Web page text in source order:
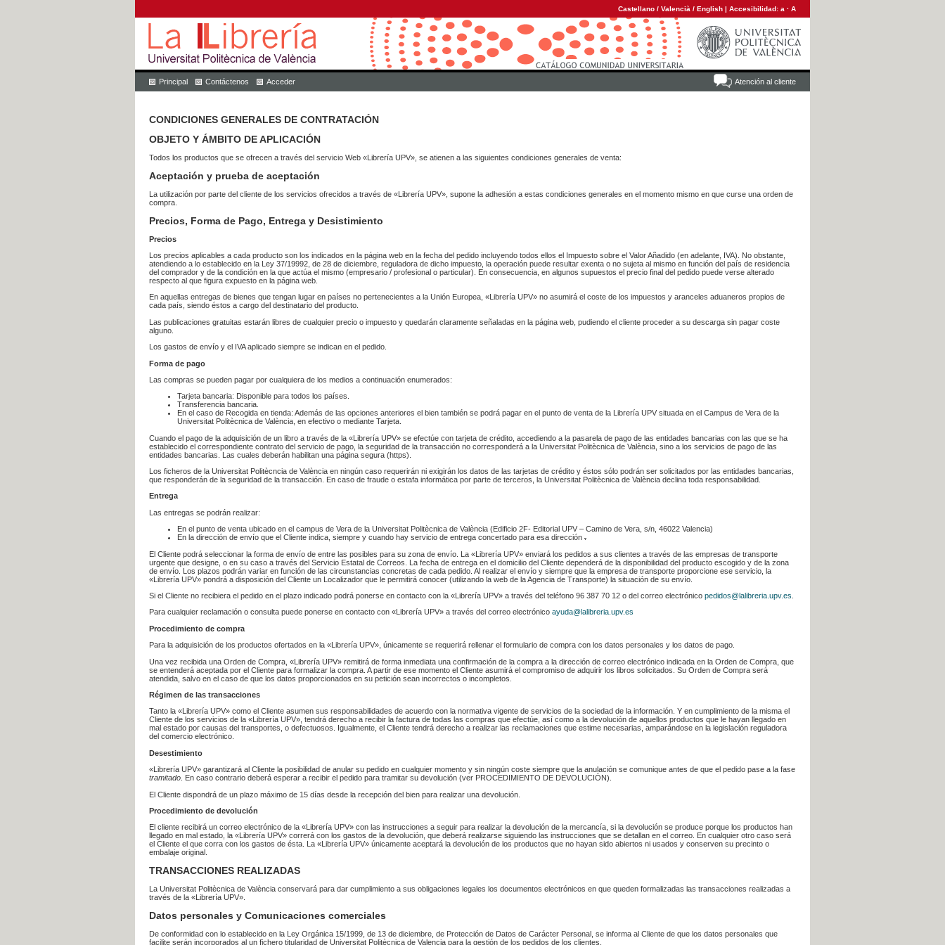
Castellano / Valencià / English | Accesibilidad: a · A
Atención al cliente
Principal Contáctenos Acceder
CONDICIONES GENERALES DE CONTRATACIÓN
OBJETO Y ÁMBITO DE APLICACIÓN
Todos los productos que se ofrecen a través del servicio Web «Librería UPV», se atienen a las siguientes condiciones generales de venta:
Aceptación y prueba de aceptación
La utilización por parte del cliente de los servicios ofrecidos a través de «Librería UPV», supone la adhesión a estas condiciones generales en el momento mismo en que curse una orden de
compra.
Precios, Forma de Pago, Entrega y Desistimiento
Precios
Los precios aplicables a cada producto son los indicados en la página web en la fecha del pedido incluyendo todos ellos el Impuesto sobre el Valor Añadido (en adelante, IVA). No obstante,
atendiendo a lo establecido en la Ley 37/19992, de 28 de diciembre, reguladora de dicho impuesto, la operación puede resultar exenta o no sujeta al mismo en función del país de residencia
del comprador y de la condición en la que actúa el mismo (empresario / profesional o particular). En consecuencia, en algunos supuestos el precio final del pedido puede verse alterado
respecto al que figura expuesto en la página web.
En aquellas entregas de bienes que tengan lugar en países no pertenecientes a la Unión Europea, «Librería UPV» no asumirá el coste de los impuestos y aranceles aduaneros propios de
cada país, siendo éstos a cargo del destinatario del producto.
Las publicaciones gratuitas estarán libres de cualquier precio o impuesto y quedarán claramente señaladas en la página web, pudiendo el cliente proceder a su descarga sin pagar coste
alguno.
Los gastos de envío y el IVA aplicado siempre se indican en el pedido.
Forma de pago
Las compras se pueden pagar por cualquiera de los medios a continuación enumerados:
Tarjeta bancaria: Disponible para todos los países.
Transferencia bancaria.
En el caso de Recogida en tienda: Además de las opciones anteriores el bien también se podrá pagar en el punto de venta de la Librería UPV situada en el Campus de Vera de la
Universitat Politècnica de València, en efectivo o mediante Tarjeta.
Cuando el pago de la adquisición de un libro a través de la «Librería UPV» se efectúe con tarjeta de crédito, accediendo a la pasarela de pago de las entidades bancarias con las que se ha
establecido el correspondiente contrato del servicio de pago, la seguridad de la transacción no corresponderá a la Universitat Politècnica de València, sino a los servicios de pago de las
entidades bancarias. Las cuales deberán habilitan una página segura (https).
Los ficheros de la Universitat Politècncia de València en ningún caso requerirán ni exigirán los datos de las tarjetas de crédito y éstos sólo podrán ser solicitados por las entidades bancarias,
que responderán de la seguridad de la transacción. En caso de fraude o estafa informática por parte de terceros, la Universitat Politècnica de València declina toda responsabilidad.
Entrega
Las entregas se podrán realizar:
En el punto de venta ubicado en el campus de Vera de la Universitat Politècnica de València (Edificio 2F- Editorial UPV – Camino de Vera, s/n, 46022 Valencia)
En la dirección de envío que el Cliente indica, siempre y cuando hay servicio de entrega concertado para esa dirección .
El Cliente podrá seleccionar la forma de envío de entre las posibles para su zona de envío. La «Librería UPV» enviará los pedidos a sus clientes a través de las empresas de transporte
urgente que designe, o en su caso a través del Servicio Estatal de Correos. La fecha de entrega en el domicilio del Cliente dependerá de la disponibilidad del producto escogido y de la zona
de envío. Los plazos podrán variar en función de las circunstancias concretas de cada pedido. Al realizar el envío y siempre que la empresa de transporte proporcione ese servicio, la
«Librería UPV» pondrá a disposición del Cliente un Localizador que le permitirá conocer (utilizando la web de la Agencia de Transporte) la situación de su envío.
Si el Cliente no recibiera el pedido en el plazo indicado podrá ponerse en contacto con la «Librería UPV» a través del teléfono 96 387 70 12 o del correo electrónico pedidos@lalibreria.upv.es
Para cualquier reclamación o consulta puede ponerse en contacto con «Librería UPV» a través del correo electrónico ayuda@lalibreria.upv.es
Procedimiento de compra
Para la adquisición de los productos ofertados en la «Librería UPV», únicamente se requerirá rellenar el formulario de compra con los datos personales y los datos de pago.
Una vez recibida una Orden de Compra, «Librería UPV» remitirá de forma inmediata una confirmación de la compra a la dirección de correo electrónico indicada en la Orden de Compra, que
se entenderá aceptada por el Cliente para formalizar la compra. A partir de ese momento el Cliente asumirá el compromiso de adquirir los libros solicitados. Su Orden de Compra será
atendida, salvo en el caso de que los datos proporcionados en su petición sean incorrectos o incompletos.
Régimen de las transacciones
Tanto la «Librería UPV» como el Cliente asumen sus responsabilidades de acuerdo con la normativa vigente de servicios de la sociedad de la información. Y en cumplimiento de la misma el
Cliente de los servicios de la «Librería UPV», tendrá derecho a recibir la factura de todas las compras que efectúe, así como a la devolución de aquellos productos que le hayan llegado en
mal estado por causas del transportes, o defectuosos. Igualmente, el Cliente tendrá derecho a realizar las reclamaciones que estime necesarias, amparándose en la legislación reguladora
del comercio electrónico.
Desestimiento
«Librería UPV» garantizará al Cliente la posibilidad de anular su pedido en cualquier momento y sin ningún coste siempre que la anulación se comunique antes de que el pedido pase a la fase
tramitado . En caso contrario deberá esperar a recibir el pedido para tramitar su devolución (ver PROCEDIMIENTO DE DEVOLUCIÓN).
El Cliente dispondrá de un plazo máximo de 15 días desde la recepción del bien para realizar una devolución.
Procedimiento de devolución
El cliente recibirá un correo electrónico de la «Librería UPV» con las instrucciones a seguir para realizar la devolución de la mercancía, si la devolución se produce porque los productos han
llegado en mal estado, la «Librería UPV» correrá con los gastos de la devolución, que deberá realizarse siguiendo las instrucciones que se detallan en el correo. En cualquier otro caso será
el Cliente el que corra con los gastos de ésta. La «Librería UPV» únicamente aceptará la devolución de los productos que no hayan sido abiertos ni usados y conserven su precinto o
embalaje original.
TRANSACCIONES REALIZADAS
La Universitat Politècnica de València conservará para dar cumplimiento a sus obligaciones legales los documentos electrónicos en que queden formalizadas las transacciones realizadas a
través de la «Librería UPV».
Datos personales y Comunicaciones comerciales
De conformidad con lo establecido en la Ley Orgánica 15/1999, de 13 de diciembre, de Protección de Datos de Carácter Personal, se informa al Cliente de que los datos personales que
facilite serán incorporados al un fichero titularidad de Universitat Politècnica de Valencia para la gestión de los pedidos de los clientes.